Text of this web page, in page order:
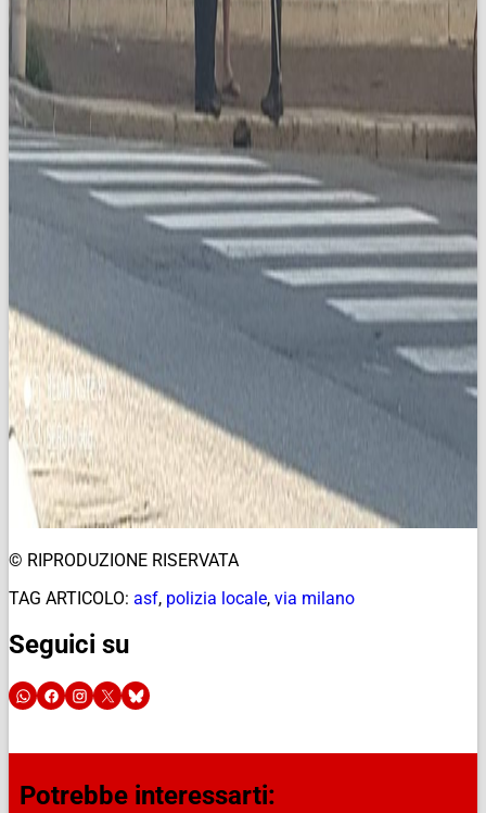
© RIPRODUZIONE RISERVATA
TAG ARTICOLO: asf, polizia locale, via milano
Seguici su
Potrebbe interessarti: